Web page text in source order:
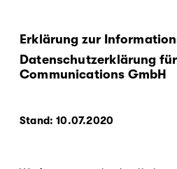
Erklärung zur
Datenschutzerklärung
Communications GmbH
Stand: 10.07.2020